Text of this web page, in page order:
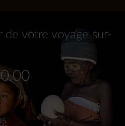
de votre voyage sur-